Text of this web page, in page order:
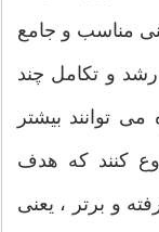
مناسب و جامع
و تکامل چند
توانند بیشتر
کنند که هدف
و برتر ، یعنی